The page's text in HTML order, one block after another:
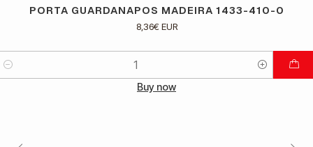
PORTA GUARDANAPOS MADEIRA 1433-410-0
8,36€ EUR
Buy now